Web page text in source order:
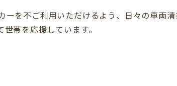
を不ご利用いただけるよう、日々の車両
帯を応援しています。